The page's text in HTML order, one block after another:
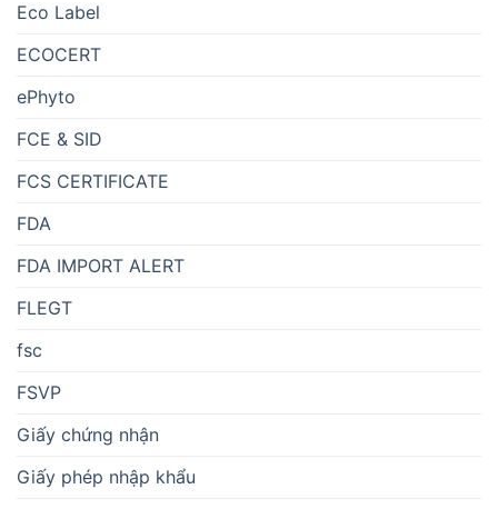
Eco Label
ECOCERT
ePhyto
FCE & SID
FCS CERTIFICATE
FDA
FDA IMPORT ALERT
FLEGT
fsc
FSVP
Giấy chứng nhận
Giấy phép nhập khẩu